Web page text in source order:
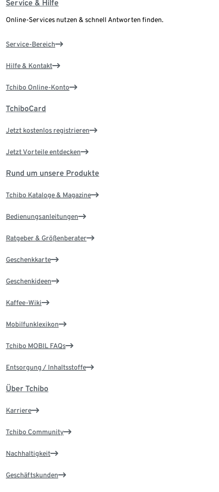
Service & Hilfe
Online-Services nutzen & schnell Antworten finden.
Service-Bereich
Hilfe & Kontakt
Tchibo Online-Konto
TchiboCard
Jetzt kostenlos registrieren
Jetzt Vorteile entdecken
Rund um unsere Produkte
Tchibo Kataloge & Magazine
Bedienungsanleitungen
Ratgeber & Größenberater
Geschenkkarte
Geschenkideen
Kaffee-Wiki
Mobilfunklexikon
Tchibo MOBIL FAQs
Entsorgung / Inhaltsstoffe
Über Tchibo
Karriere
Tchibo Community
Nachhaltigkeit
Geschäftskunden